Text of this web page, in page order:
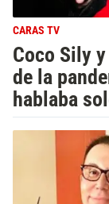
CARAS TV
Coco Sily
de la
hablaba